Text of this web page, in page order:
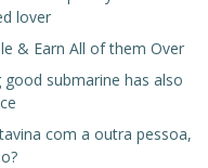
lover
& Earn All of them Over
submarine has also
com a outra pessoa,